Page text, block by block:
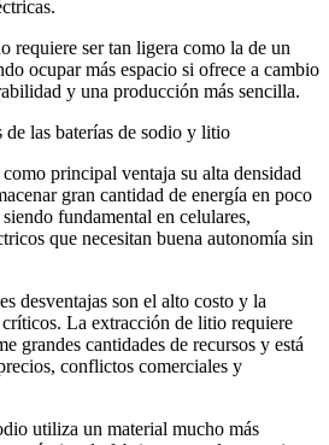
requiere ser tan ligera como la de un
ocupar más espacio si ofrece a cambio
y una producción más sencilla.
de las baterías de sodio y litio
principal ventaja su alta densidad
gran cantidad de energía en poco
fundamental en celulares,
que necesitan buena autonomía sin
desventajas son el alto costo y la
La extracción de litio requiere
grandes cantidades de recursos y está
conflictos comerciales y
utiliza un material mucho más